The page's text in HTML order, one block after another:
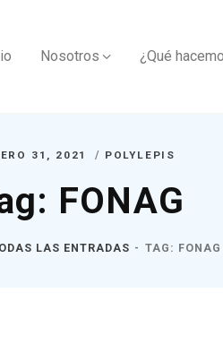
Nosotros ¿Qué
31, 2021 POLYLEPIS
FONAG
LAS ENTRADAS TAG: FONAG